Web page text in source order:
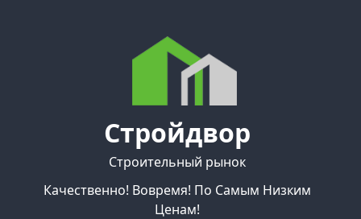
Стройдвор
Строительный рынок
Качественно! Вовремя! По Самым Низким
Ценам!